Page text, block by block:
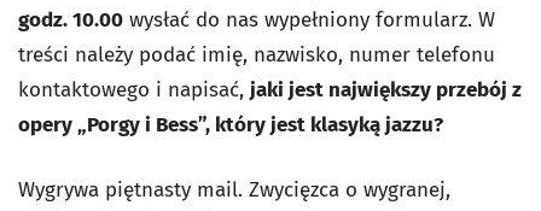
godz. 10.00 wysłać do nas wypełniony formularz. W
treści należy podać imię, nazwisko, numer telefonu
kontaktowego i napisać, jaki jest największy przebój z
opery „Porgy i Bess”, który jest klasyką jazzu?
Wygrywa piętnasty mail. Zwycięzca o wygranej,